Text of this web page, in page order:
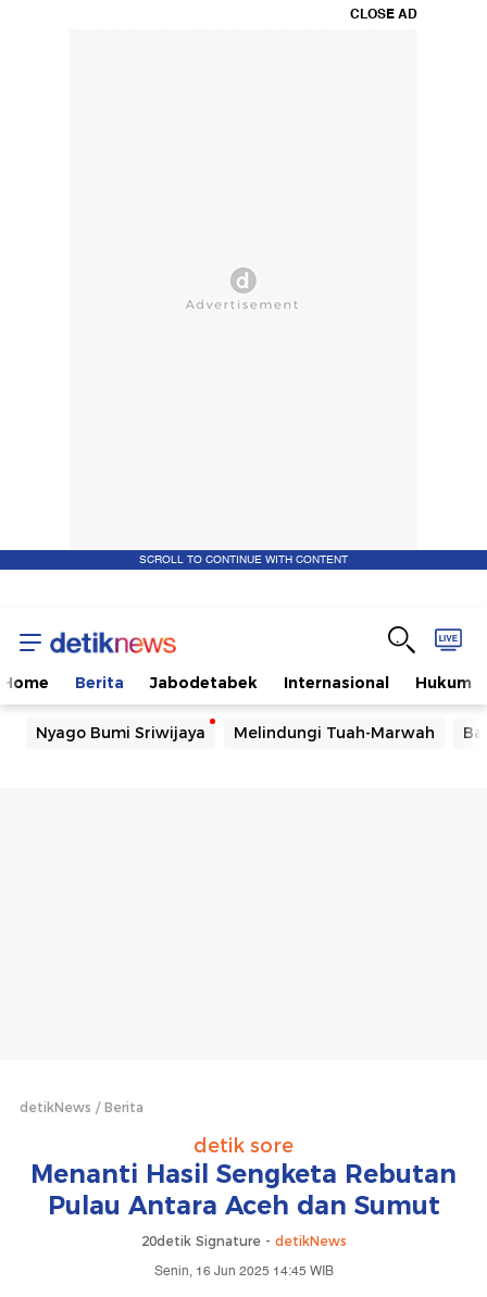
CLOSE AD
SCROLL TO CONTINUE WITH CONTENT
Home Berita Jabodetabek Internasional Hukum
Nyago Bumi Sriwijaya Melindungi Tuah-Marwah
detikNews Berita
detik sore
Menanti Hasil Sengketa Rebutan
Pulau Antara Aceh dan Sumut
20detik Signature - detikNews
Senin, 16 Jun 2025 14:45 WIB